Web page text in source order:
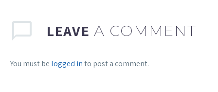
LEAVE A COMMENT
You must be logged into post a comment.